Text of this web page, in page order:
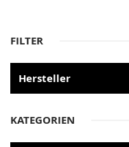
FILTER
Hersteller
KATEGORIEN